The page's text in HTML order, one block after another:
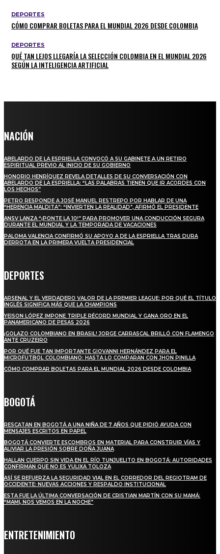
DEPORTES
CÓMO COMPRAR BOLETAS PARA EL MUNDIAL 2026 DESDE COLOMBIA
DEPORTES
QUÉ TAN LEJOS LLEGARÍA LA SELECCIÓN COLOMBIA EN EL MUNDIAL 2026
SEGÚN LA INTELIGENCIA ARTIFICIAL
NACIÓN
ABELARDO DE LA ESPRIELLA CONVOCÓ A SU GABINETE A UN RETIRO
ESPIRITUAL PREVIO AL INICIO DE SU GOBIERNO
HONORIO HENRÍQUEZ REVELA DETALLES DE SU CONVERSACIÓN CON
ABELARDO DE LA ESPRIELLA: “LAS PALABRAS TIENEN QUE IR ACORDES CON
LOS HECHOS”
PETRO RESPONDE A JOSÉ MANUEL RESTREPO POR HABLAR DE UNA
“HERENCIA MALDITA”: “INVIERTEN LA REALIDAD”, AFIRMÓ EL PRESIDENTE
ANSV LANZA “¡PONTE LA 10!” PARA PROMOVER UNA CONDUCCIÓN SEGURA
DURANTE EL MUNDIAL Y LA TEMPORADA DE VACACIONES
PALOMA VALENCIA CONFIRMÓ SU APOYO A DE LA ESPRIELLA TRAS DURA
DERROTA EN LA PRIMERA VUELTA PRESIDENCIAL
DEPORTES
ARSENAL Y EL VERDADERO VALOR DE LA PREMIER LEAGUE: POR QUÉ EL TÍTULO
INGLÉS SIGNIFICA MÁS QUE LA CHAMPIONS
YEISON LÓPEZ IMPONE TRIPLE RÉCORD MUNDIAL Y GANA ORO EN EL
PANAMERICANO DE PESAS 2026
¡GOLAZO COLOMBIANO EN BRASIL! JORGE CARRASCAL BRILLÓ CON FLAMENGO
ANTE CRUZEIRO
POR QUÉ FUE TAN IMPORTANTE GIOVANNI HERNÁNDEZ PARA EL
MICROFUTBOL COLOMBIANO: HASTA LO COMPARAN CON JHON PINILLA
CÓMO COMPRAR BOLETAS PARA EL MUNDIAL 2026 DESDE COLOMBIA
BOGOTÁ
RESCATAN EN BOGOTÁ A UNA NIÑA DE 7 AÑOS QUE PIDIÓ AYUDA CON
MENSAJES ESCRITOS EN PAPEL
BOGOTÁ CONVIERTE ESCOMBROS EN MATERIAL PARA CONSTRUIR VÍAS Y
ALIVIAR LA PRESIÓN SOBRE DOÑA JUANA
HALLAN CUERPO SIN VIDA EN EL RÍO TUNJUELITO EN BOGOTÁ: AUTORIDADES
CONFIRMAN QUE NO ES YULIXA TOLOZA
ASÍ SE REFUERZA LA SEGURIDAD VIAL EN EL CORREDOR DEL REGIOTRAM DE
OCCIDENTE: NUEVAS ACCIONES Y RESPALDO INSTITUCIONAL
ESTA FUE LA ÚLTIMA CONVERSACIÓN DE CRISTIAN MARTÍN CON SU MAMÁ:
“MAMI, NOS VEMOS EN LA NOCHE”
ENTRETENIMIENTO